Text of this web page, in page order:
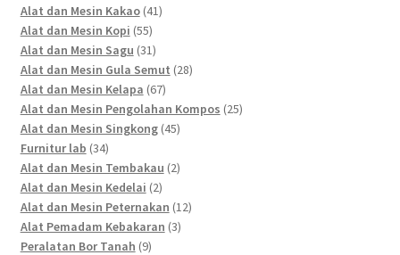
Alat dan Mesin Kakao 4141
Alat dan Mesin Kopi 5555
products
Alat dan Mesin Sagu 3131
products
Alat dan Mesin Gula Semut 2828
Alat dan Mesin Kelapa 6767
products
Alat dan Mesin Pengolahan Kompos 2525
Alat dan Mesin Singkong 4545
Furnitur lab 3434
products
Alat dan Mesin Tembakau 22
Alat dan Mesin Kedelai 22
products
Alat dan Mesin Peternakan 1212
Alat Pemadam Kebakaran 33
Peralatan Bor Tanah 99